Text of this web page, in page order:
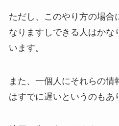
ただし、このやり方の場合
なりますしできる人はかな
います。
また、一個人にそれらの情
はすでに遅いというのもあ